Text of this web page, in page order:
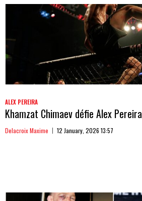
ALEX PEREIRA
Khamzat Chimaev défie Alex Pereira
Delacroix Maxime 12 January, 2026 13:57